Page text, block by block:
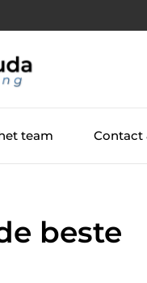
team Contact
beste